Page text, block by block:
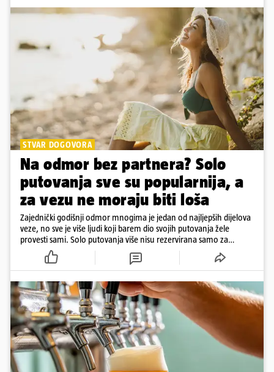
STVAR DOGOVORA
Na odmor bez partnera? Solo
putovanja sve su popularnija, a
za vezu ne moraju biti loša
Zajednički godišnji odmor mnogima je jedan od najljepših dijelova
veze, no sve je više ljudi koji barem dio svojih putovanja žele
provesti sami. Solo putovanja više nisu rezervirana samo za
samce, a činjenica da netko ima partnera ne znači nužno da svako
putovanje moraju planirati zajedno